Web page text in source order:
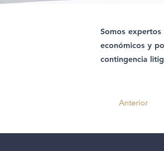
Somos
económicos y
contingencia
Anterior